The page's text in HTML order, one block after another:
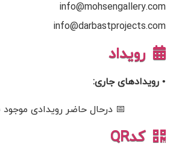
info@mohsengallery.com
info@darbastprojects.com
رویداد
• رویدادهای جاری:
📅 درحال حاضر رویدادی
کدQR